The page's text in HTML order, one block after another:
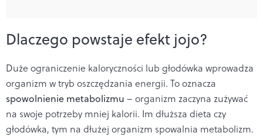
Dlaczego powstaje efekt jojo?
Duże ograniczenie kaloryczności lub głodówka wprowadza
organizm w tryb oszczędzania energii. To oznacza
spowolnienie metabolizmu – organizm zaczyna zużywać
na swoje potrzeby mniej kalorii. Im dłuższa dieta czy
głodówka, tym na dłużej organizm spowalnia metabolizm.